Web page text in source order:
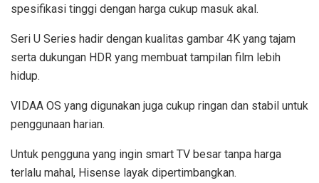
spesifikasi tinggi dengan harga cukup masuk akal.
Seri U Series hadir dengan kualitas gambar 4K yang tajam
serta dukungan HDR yang membuat tampilan film lebih
hidup.
VIDAA OS yang digunakan juga cukup ringan dan stabil untuk
penggunaan harian.
Untuk pengguna yang ingin smart TV besar tanpa harga
terlalu mahal, Hisense layak dipertimbangkan.